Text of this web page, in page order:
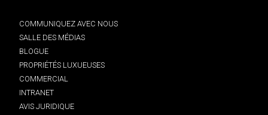
COMMUNIQUEZ AVEC NOUS
SALLE DES MÉDIAS
BLOGUE
PROPRIÉTÉS LUXUEUSES
COMMERCIAL
INTRANET
AVIS JURIDIQUE